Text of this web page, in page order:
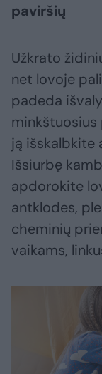
paviršių
Užkrato
net lovoje
padeda
minkštuosius
ją išskalbkite
Išsiurbę
apdorokite
antklodes,
cheminių
vaikams,